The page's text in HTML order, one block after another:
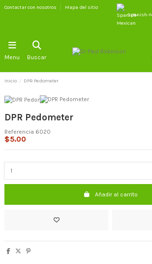
Contactar con nosotros
Mapa del sitio
Spanish-
Menu Buscar
Inicio DPR Pedometer
DPR Pedometer
Referencia 6020
$5.00
Añadir al carrito